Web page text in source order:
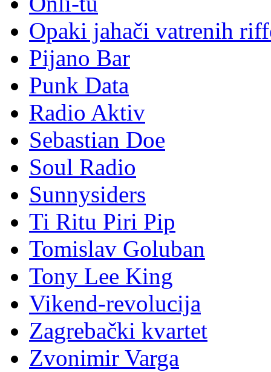
Opaki jahači vatrenih
Pijano Bar
Punk Data
Radio Aktiv
Sebastian Doe
Soul Radio
Sunnysiders
Ti Ritu Piri Pip
Tomislav Goluban
Tony Lee King
Vikend-revolucija
Zagrebački kvartet
Zvonimir Varga